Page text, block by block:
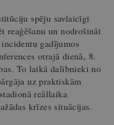
spēju savlaicīgi
un nodrošināt
gadījumos
otrajā dienā, 8.
To laikā dalībnieki no
uz praktiskām
reāllaika
krīzes situācijas.